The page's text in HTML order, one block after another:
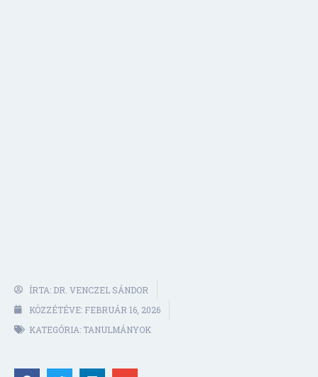
ÍRTA: DR. VENCZEL SÁNDOR
KÖZZÉTÉVE: FEBRUÁR 16, 2026
KATEGÓRIA: TANULMÁNYOK